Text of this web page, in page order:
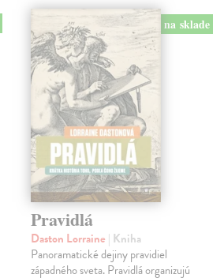
na sklade
Pravidlá
Daston Lorraine | Kniha
Panoramatické dejiny pravidiel
západného sveta. Pravidlá organizujú